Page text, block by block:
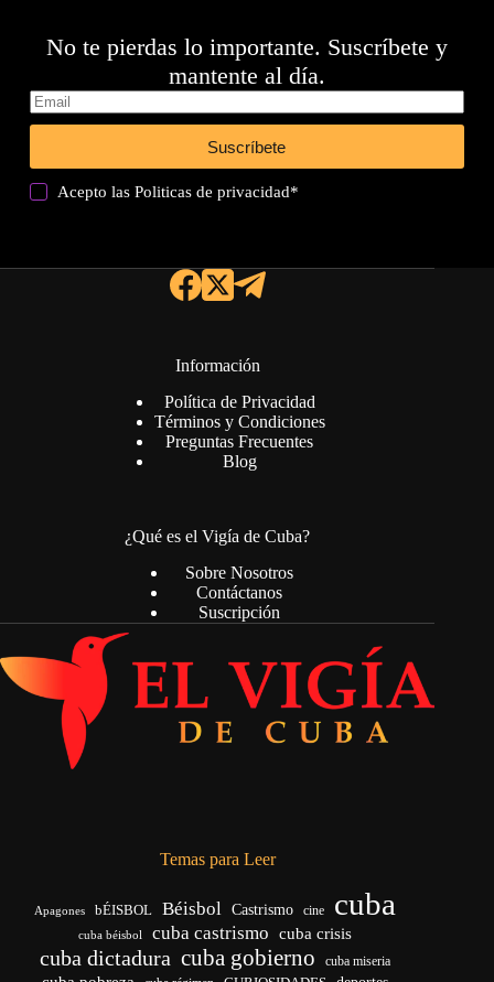
No te pierdas lo importante. Suscríbete y
mantente al día.
Suscríbete
Acepto lasPoliticas de privacidad*
Información
Política de Privacidad
Términos y Condiciones
Preguntas Frecuentes
Blog
¿Qué es el Vigía de Cuba?
Sobre Nosotros
Contáctanos
Suscripción
Temas para Leer
Apagones bÉISBOL Béisbol Castrismo cine cuba
cuba béisbol cuba castrismo cuba crisis
cuba dictadura cuba gobierno cuba miseria